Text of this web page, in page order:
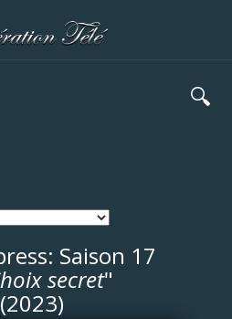
🔍
Saison 17
secret"
(2023)